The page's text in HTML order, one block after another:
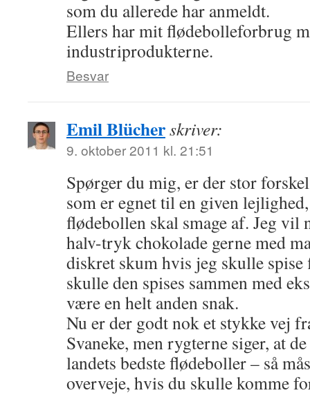
som du allerede har anmeldt.
Ellers har mit flødebolleforbrug
industriprodukterne.
Besvar
Emil Blücherskriver:
9. oktober 2011 kl. 21:51
Spørger du mig, er der stor
som er egnet til en given
flødebollen skal smage af. Jeg
halv-tryk chokolade gerne med
diskret skum hvis jeg skulle spise
skulle den spises sammen med
være en helt anden snak.
Nu er der godt nok et stykke vej
Svaneke, men rygterne siger, at
landets bedste flødeboller – så
overveje, hvis du skulle komme